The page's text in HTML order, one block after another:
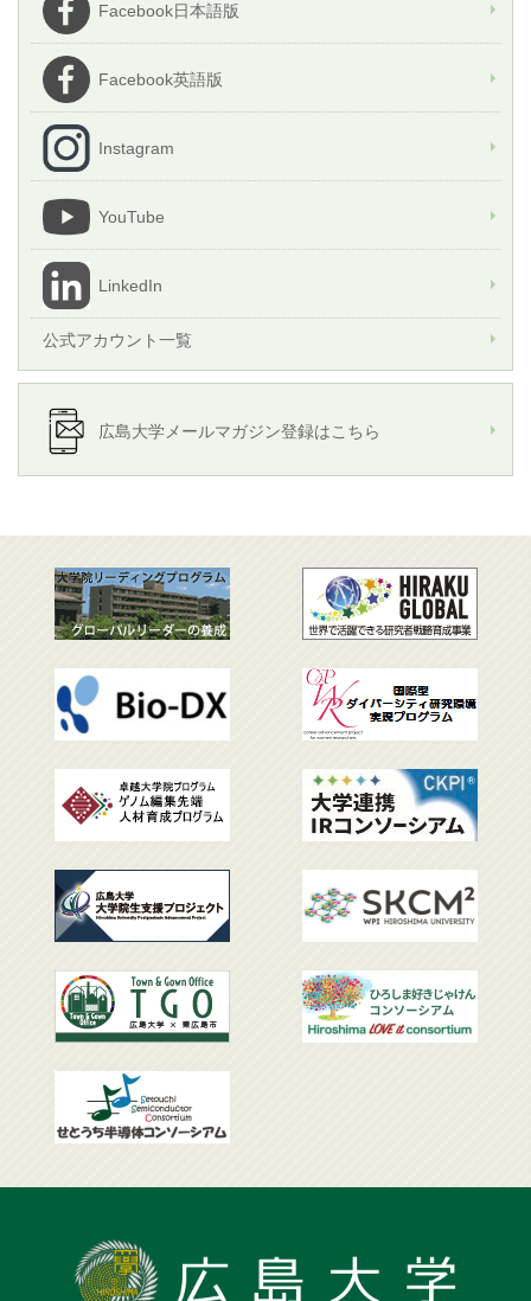
Facebook日本語版
Facebook英語版
Instagram
YouTube
LinkedIn
公式アカウント一覧
広島大学メールマガジン登録はこちら